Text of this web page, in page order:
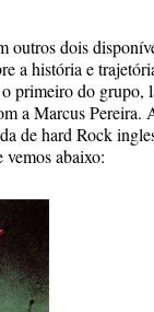
outros dois
a história e
primeiro do grupo,
a Marcus Pereira.
de hard Rock
vemos abaixo: